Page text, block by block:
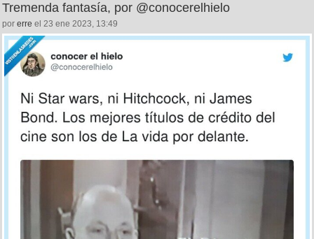
Tremenda fantasía, por @conocerelhielo
por erre el 23 ene 2023, 13:49